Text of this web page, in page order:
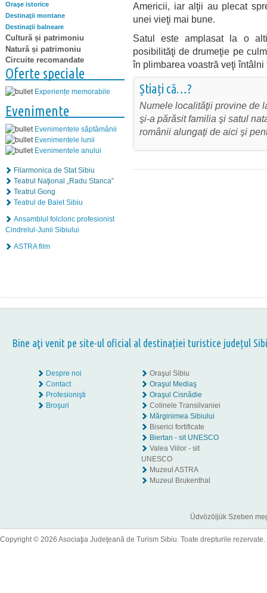
Oraşe istorice
Destinaţii montane
Destinaţii balneare
Cultură și patrimoniu
Natură și patrimoniu
Circuite recomandate
Oferte speciale
Experiențe memorabile
Evenimente
Evenimentele săptămânii
Evenimentele lunii
Evenimentele anului
Filarmonica de Stat Sibiu
Teatrul Naţional „Radu Stanca”
Teatrul Gong
Teatrul de Balet Sibiu
Ansamblul folcloric profesionist
Cindrelul-Junii Sibiului
ASTRA film
Americii, iar alţii au plecat
unei vieţi mai bune.
Satul este amplasat la o
posibilităţi de drumeţie pe
în plimbarea voastră veţi
Știați că…?
Numele localităţii provine de
şi-a părăsit familia şi satul
românii alungaţi de aici şi
Bine aţi venit pe site-ul oficial al destinației turistice județul
Despre noi
Contact
Profesionişti
Broşuri
Oraşul Sibiu
Oraşul Mediaş
Oraşul Cisnădie
Colinele Transilvaniei
Mărginimea Sibiului
Biserici fortificate
Biertan - sit UNESCO
Valea Viilor - sit
UNESCO
Muzeul ASTRA
Muzeul Brukenthal
Üdvözöljük Szeben
Copyright © 2026 Asociaţia Judeţeană de Turism Sibiu. Toate drepturile rezervate.